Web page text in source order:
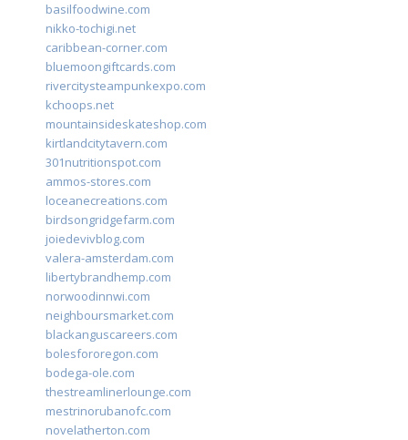
basilfoodwine.com
nikko-tochigi.net
caribbean-corner.com
bluemoongiftcards.com
rivercitysteampunkexpo.com
kchoops.net
mountainsideskateshop.com
kirtlandcitytavern.com
301nutritionspot.com
ammos-stores.com
loceanecreations.com
birdsongridgefarm.com
joiedevivblog.com
valera-amsterdam.com
libertybrandhemp.com
norwoodinnwi.com
neighboursmarket.com
blackanguscareers.com
bolesfororegon.com
bodega-ole.com
thestreamlinerlounge.com
mestrinorubanofc.com
novelatherton.com